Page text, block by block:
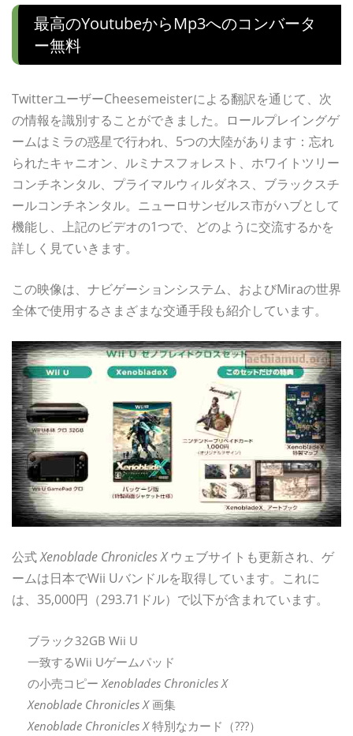
最高のyoutubeからmp3へのコンバータ
ー無料
TwitterユーザーCheesemeisterによる翻訳を通じて、次
の情報を識別することができました。ロールプレイングゲ
ームはミラの惑星で行われ、5つの大陸があります：忘れ
られたキャニオン、ルミナスフォレスト、ホワイトツリー
コンチネンタル、プライマルウィルダネス、ブラックスチ
ールコンチネンタル。ニューロサンゼルス市がハブとして
機能し、上記のビデオの1つで、どのように交流するかを
詳しく見ていきます。
この映像は、ナビゲーションシステム、およびMiraの世界
全体で使用するさまざまな交通手段も紹介しています。
公式Xenoblade Chronicles Xウェブサイトも更新され、ゲ
ームは日本でWii Uバンドルを取得しています。これに
は、35,000円（293.71ドル）で以下が含まれています。
ブラック32GB Wii U
一致するWii Uゲームパッド
の小売コピーXenoblades Chronicles X
Xenoblade Chronicles X画集
Xenoblade Chronicles X特別なカード（???）